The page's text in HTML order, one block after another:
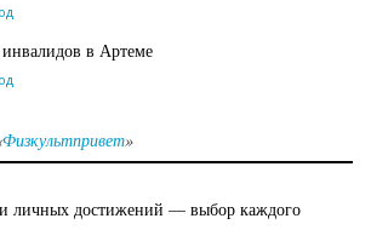
в Артеме
Физкультпривет»
личных достижений — выбор каждого